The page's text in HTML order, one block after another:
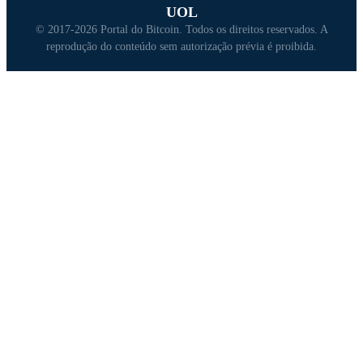
UOL
© 2017-2026 Portal do Bitcoin. Todos os direitos reservados. A
reprodução do conteúdo sem autorização prévia é proibida.